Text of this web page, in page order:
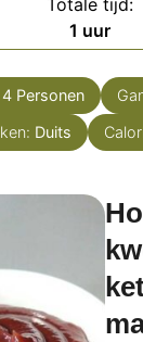
Totale tijd:
1 uur
uur
4 Personen
Duits